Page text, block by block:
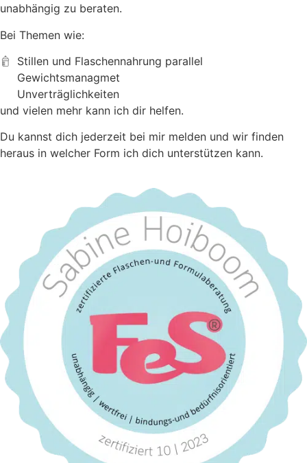
unabhängig zu beraten.
Bei Themen wie:
Stillen und Flaschennahrung parallel
Gewichtsmanagmet
Unverträglichkeiten
und vielen mehr kann ich dir helfen.
Du kannst dich jederzeit bei mir melden und wir finden
heraus in welcher Form ich dich unterstützen kann.